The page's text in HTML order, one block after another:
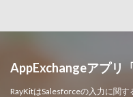
AppExchangeアプリ
RayKitはSalesforceの入力に関